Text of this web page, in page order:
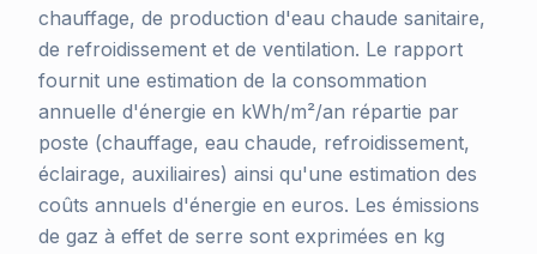
chauffage, de production d'eau chaude sanitaire,
de refroidissement et de ventilation. Le rapport
fournit une estimation de la consommation
annuelle d'énergie en kWh/m²/an répartie par
poste (chauffage, eau chaude, refroidissement,
éclairage, auxiliaires) ainsi qu'une estimation des
coûts annuels d'énergie en euros. Les émissions
de gaz à effet de serre sont exprimées en kg